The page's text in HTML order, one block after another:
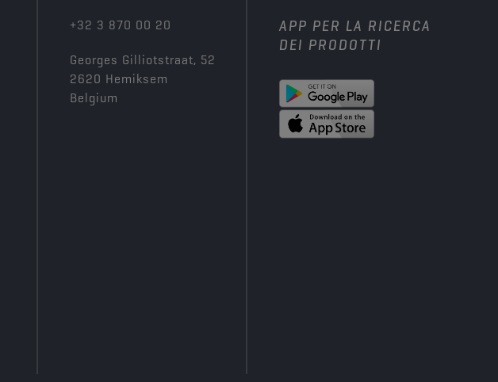
+32 3 870 00 20
Georges Gilliotstraat, 52
2620 Hemiksem
Belgium
APP PER LA RICERCA
DEI PRODOTTI